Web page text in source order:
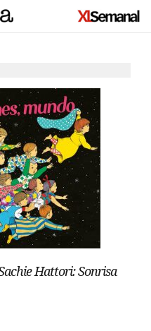
Hattori: Sonrisa